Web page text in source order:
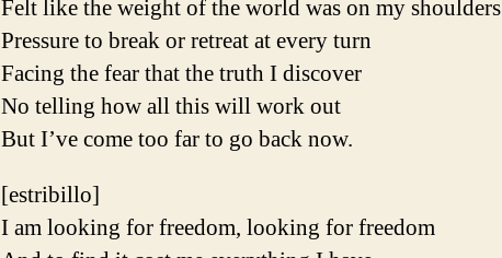
Felt like the weight of the world was on my shoulders
Pressure to break or retreat at every turn
Facing the fear that the truth I discover
No telling how all this will work out
But I’ve come too far to go back now.
[estribillo]
I am looking for freedom, looking for freedom